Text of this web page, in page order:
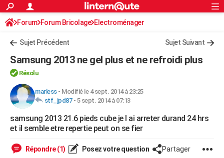
ACTUALITÉS
Politique
Société
Faits Divers
Education
Monde
Villes
+
Programme TV
TNTStreaming
Cinéma
Sorties cinéma
Musique
+FINANCE
Retraite
Impôts
Epargne
Immobilier
Risques naturels par ville
Banque
Assurance
Crédit
AUTO
Essais
Réserver un essai
Citadines
Berlines
SUV
Forum auto
Mobiles
Meilleur smartphone
Internet
Ordinateurs
Jeux vidéo
Guide high-tech
+BRICOLAGE
Forum
Aménagement intérieur
Extérieur
Cuisine
Salle de bains
Jardinage
Rangement
WEEK-END
S'inscrire
Connexion
Forum Forum Bricolage Electroménager
Sujet Précédent Sujet Suivant
Samsung 2013 ne gel plus et ne refroidi plus
Résolu
marless- Modifié le 4 sept. 2014 à 23:25
stf_jpd87- 5 sept. 2014 à 07:13
samsung 2013 21.6 pieds cube je l ai arreter durand 24 hrs
et il semble etre repertie peut on se fier
Répondre (1) Posez votre question Partager